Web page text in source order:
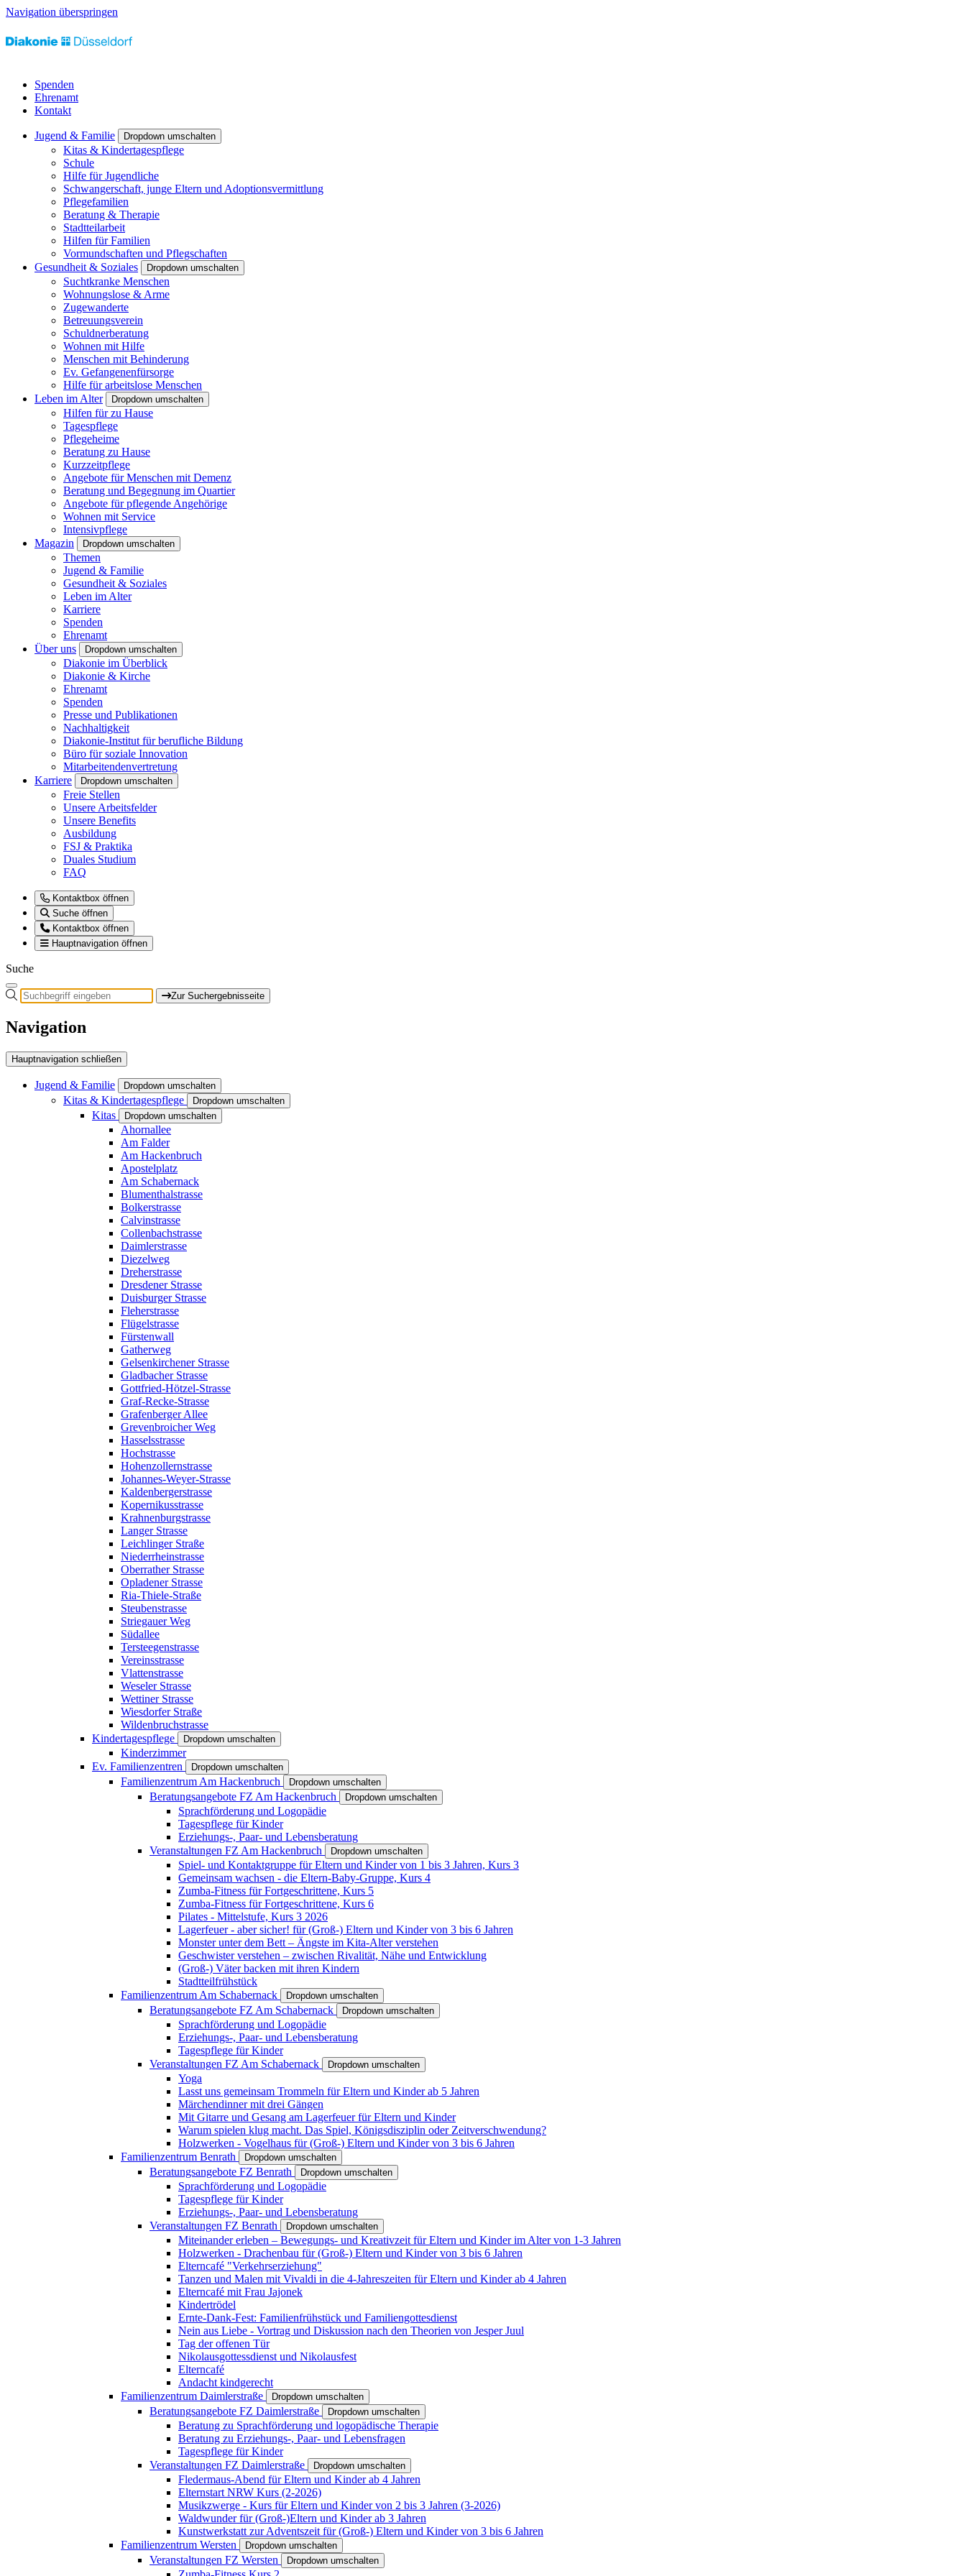
Navigation überspringen
Spenden
Ehrenamt
Kontakt
Jugend & Familie Dropdown umschalten
Kitas & Kindertagespflege
Schule
Hilfe für Jugendliche
Schwangerschaft, junge Eltern und Adoptionsvermittlung
Pflegefamilien
Beratung & Therapie
Stadtteilarbeit
Hilfen für Familien
Vormundschaften und Pflegschaften
Gesundheit & Soziales
Dropdown umschalten
Suchtkranke Menschen
Wohnungslose & Arme
Zugewanderte
Betreuungsverein
Schuldnerberatung
Wohnen mit Hilfe
Menschen mit Behinderung
Ev. Gefangenenfürsorge
Hilfe für arbeitslose Menschen
Leben im Alter
Dropdown umschalten
Hilfen für zu Hause
Tagespflege
Pflegeheime
Beratung zu Hause
Kurzzeitpflege
Angebote für Menschen mit Demenz
Beratung und Begegnung im Quartier
Angebote für pflegende Angehörige
Wohnen mit Service
Intensivpflege
Magazin
Dropdown umschalten
Themen
Jugend & Familie
Gesundheit & Soziales
Leben im Alter
Karriere
Spenden
Ehrenamt
Über uns
Dropdown umschalten
Diakonie im Überblick
Diakonie & Kirche
Ehrenamt
Spenden
Presse und Publikationen
Nachhaltigkeit
Diakonie-Institut für berufliche Bildung
Büro für soziale Innovation
Mitarbeitendenvertretung
Karriere
Dropdown umschalten
Freie Stellen
Unsere Arbeitsfelder
Unsere Benefits
Ausbildung
FSJ & Praktika
Duales Studium
FAQ
Kontaktbox öffnen
Suche öffnen
Kontaktbox öffnen
Hauptnavigation öffnen
Suche
Zur Suchergebnisseite
Navigation
Hauptnavigation schließen
Jugend & Familie Dropdown umschalten
Kitas & Kindertagespflege Dropdown umschalten
Kitas Dropdown umschalten
Ahornallee
Am Falder
Am Hackenbruch
Apostelplatz
Am Schabernack
Blumenthalstrasse
Bolkerstrasse
Calvinstrasse
Collenbachstrasse
Daimlerstrasse
Diezelweg
Dreherstrasse
Dresdener Strasse
Duisburger Strasse
Fleherstrasse
Flügelstrasse
Fürstenwall
Gatherweg
Gelsenkirchener Strasse
Gladbacher Strasse
Gottfried-Hötzel-Strasse
Graf-Recke-Strasse
Grafenberger Allee
Grevenbroicher Weg
Hasselsstrasse
Hochstrasse
Hohenzollernstrasse
Johannes-Weyer-Strasse
Kaldenbergerstrasse
Kopernikusstrasse
Krahnenburgstrasse
Langer Strasse
Leichlinger Straße
Niederrheinstrasse
Oberrather Strasse
Opladener Strasse
Ria-Thiele-Straße
Steubenstrasse
Striegauer Weg
Südallee
Tersteegenstrasse
Vereinsstrasse
Vlattenstrasse
Weseler Strasse
Wettiner Strasse
Wiesdorfer Straße
Wildenbruchstrasse
Kindertagespflege
Dropdown umschalten
Kinderzimmer
Ev. Familienzentren
Dropdown umschalten
Familienzentrum Am Hackenbruch Dropdown umschalten
Beratungsangebote FZ Am Hackenbruch Dropdown umschalten
Sprachförderung und Logopädie
Tagespflege für Kinder
Erziehungs-, Paar- und Lebensberatung
Veranstaltungen FZ Am Hackenbruch
Dropdown umschalten
Spiel- und Kontaktgruppe für Eltern und Kinder von 1 bis 3 Jahren, Kurs 3
Gemeinsam wachsen - die Eltern-Baby-Gruppe, Kurs 4
Zumba-Fitness für Fortgeschrittene, Kurs 5
Zumba-Fitness für Fortgeschrittene, Kurs 6
Pilates - Mittelstufe, Kurs 3 2026
Lagerfeuer - aber sicher! für (Groß-) Eltern und Kinder von 3 bis 6 Jahren
Monster unter dem Bett – Ängste im Kita-Alter verstehen
Geschwister verstehen – zwischen Rivalität, Nähe und Entwicklung
(Groß-) Väter backen mit ihren Kindern
Stadtteilfrühstück
Familienzentrum Am Schabernack
Dropdown umschalten
Beratungsangebote FZ Am Schabernack Dropdown umschalten
Sprachförderung und Logopädie
Erziehungs-, Paar- und Lebensberatung
Tagespflege für Kinder
Veranstaltungen FZ Am Schabernack
Dropdown umschalten
Yoga
Lasst uns gemeinsam Trommeln für Eltern und Kinder ab 5 Jahren
Märchendinner mit drei Gängen
Mit Gitarre und Gesang am Lagerfeuer für Eltern und Kinder
Warum spielen klug macht. Das Spiel, Königsdisziplin oder Zeitverschwendung?
Holzwerken - Vogelhaus für (Groß-) Eltern und Kinder von 3 bis 6 Jahren
Familienzentrum Benrath
Dropdown umschalten
Beratungsangebote FZ Benrath Dropdown umschalten
Sprachförderung und Logopädie
Tagespflege für Kinder
Erziehungs-, Paar- und Lebensberatung
Veranstaltungen FZ Benrath
Dropdown umschalten
Miteinander erleben – Bewegungs- und Kreativzeit für Eltern und Kinder im Alter von 1-3 Jahren
Holzwerken - Drachenbau für (Groß-) Eltern und Kinder von 3 bis 6 Jahren
Elterncafé "Verkehrserziehung"
Tanzen und Malen mit Vivaldi in die 4-Jahreszeiten für Eltern und Kinder ab 4 Jahren
Elterncafé mit Frau Jajonek
Kindertrödel
Ernte-Dank-Fest: Familienfrühstück und Familiengottesdienst
Nein aus Liebe - Vortrag und Diskussion nach den Theorien von Jesper Juul
Tag der offenen Tür
Nikolausgottessdienst und Nikolausfest
Elterncafé
Andacht kindgerecht
Familienzentrum Daimlerstraße
Dropdown umschalten
Beratungsangebote FZ Daimlerstraße Dropdown umschalten
Beratung zu Sprachförderung und logopädische Therapie
Beratung zu Erziehungs-, Paar- und Lebensfragen
Tagespflege für Kinder
Veranstaltungen FZ Daimlerstraße
Dropdown umschalten
Fledermaus-Abend für Eltern und Kinder ab 4 Jahren
Elternstart NRW Kurs (2-2026)
Musikzwerge - Kurs für Eltern und Kinder von 2 bis 3 Jahren (3-2026)
Waldwunder für (Groß-)Eltern und Kinder ab 3 Jahren
Kunstwerkstatt zur Adventszeit für (Groß-) Eltern und Kinder von 3 bis 6 Jahren
Familienzentrum Wersten
Dropdown umschalten
Veranstaltungen FZ Wersten Dropdown umschalten